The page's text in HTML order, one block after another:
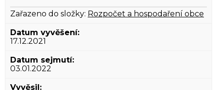
Zařazeno do složky: Rozpočet a hospodaření obce
17.12.2021
03.01.2022